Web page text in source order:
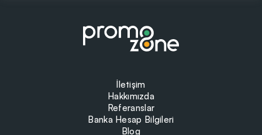
İletişim
Hakkımızda
Referanslar
Banka Hesap Bilgileri
Blog